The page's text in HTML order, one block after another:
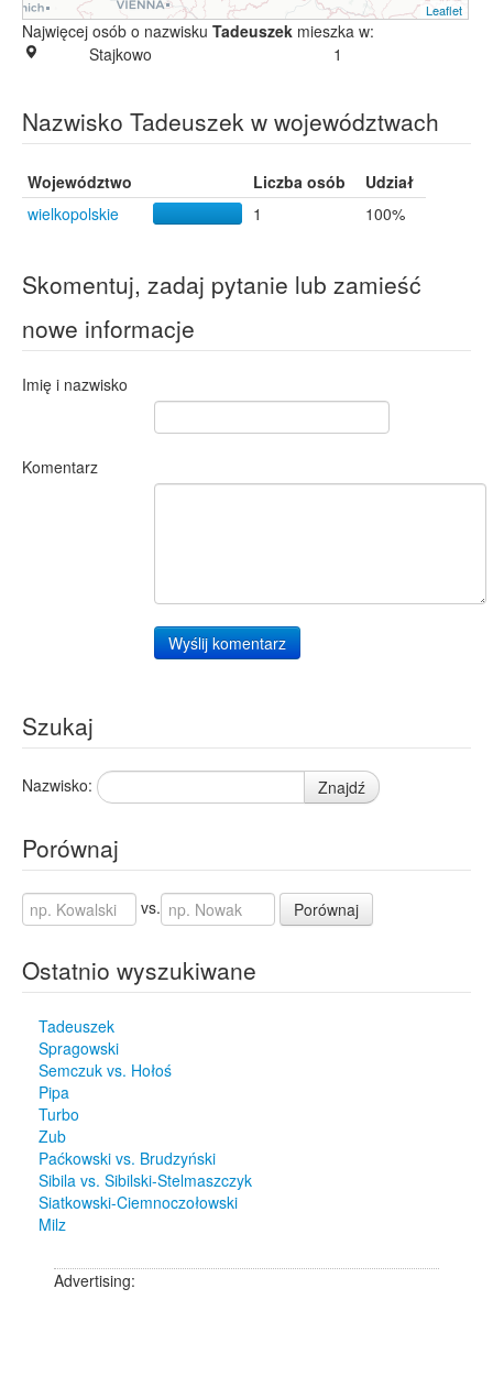
Leaflet
Najwięcej osób o nazwisku Tadeuszek mieszka w:
Stajkowo
1
Nazwisko Tadeuszek w województwach
Województwo Liczba osób
Udział
wielkopolskie
1 100%
Skomentuj, zadaj pytanie lub zamieść
nowe informacje
Imię i nazwisko
Komentarz
Wyślij komentarz
Szukaj
Nazwisko: Znajdź
Porównaj
vs. Porównaj
Ostatnio wyszukiwane
Tadeuszek
Spragowski
Semczuk vs. Hołoś
Pipa
Turbo
Zub
Paćkowski vs. Brudzyński
Sibila vs. Sibilski-Stelmaszczyk
Siatkowski-Ciemnoczołowski
Milz
Advertising: